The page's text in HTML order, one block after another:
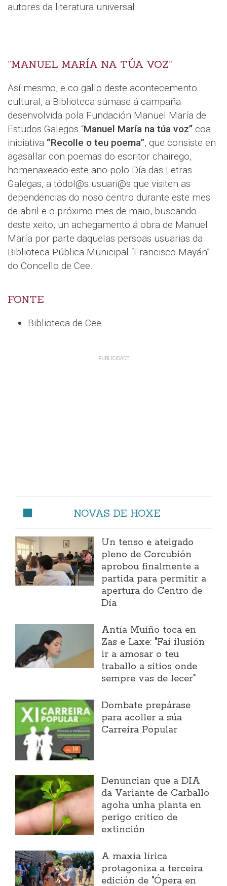
autores da literatura universal.
”MANUEL MARÍA NA TÚA VOZ”
Así mesmo, e co gallo deste acontecemento
cultural, a Biblioteca súmase á campaña
desenvolvida pola Fundación Manuel María de
Estudos Galegos “Manuel María na túa voz” coa
iniciativa “Recolle o teu poema”, que consiste en
agasallar con poemas do escritor chairego,
homenaxeado este ano polo Día das Letras
Galegas, a tódol@s usuari@s que visiten as
dependencias do noso centro durante este mes
de abril e o próximo mes de maio, buscando
deste xeito, un achegamento á obra de Manuel
María por parte daquelas persoas usuarias da
Biblioteca Pública Municipal “Francisco Mayán”
do Concello de Cee.
FONTE
Biblioteca de Cee.
NOVAS DE HOXE
Un tenso e ateigado
pleno de Corcubión
aprobou finalmente a
partida para permitir a
apertura do Centro de
Día
Antía Muíño toca en
Zas e Laxe: "Fai ilusión
ir a amosar o teu
traballo a sitios onde
sempre vas de lecer"
Dombate prepárase
para acoller a súa
Carreira Popular
Denuncian que a DIA
da Variante de Carballo
agoha unha planta en
perigo crítico de
extinción
A maxia lírica
protagoniza a terceira
edición de "Ópera en